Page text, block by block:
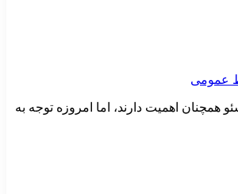
عمومی
همچنان اهمیت دارند، اما امروزه توجه به